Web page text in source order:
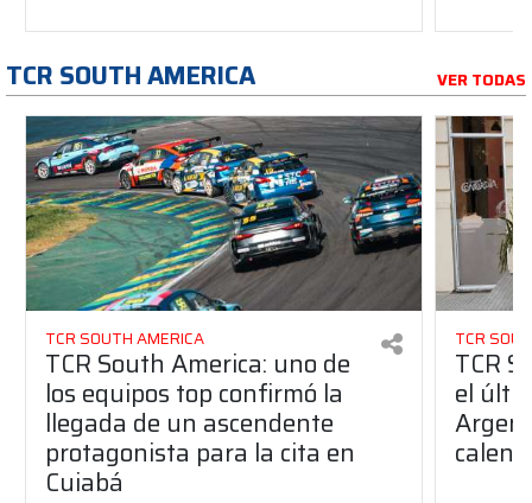
TCR SOUTH AMERICA VER TODAS
TCR SOUTH AMERICA
TCR South America: uno de
los equipos top confirmó la
llegada de un ascendente
protagonista para la cita en
Cuiabá
TCR
TCR
el